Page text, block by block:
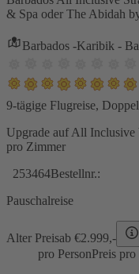
& Spa oder The Abidah
Barbados -Karibik -
9-tägige Flugreise,
Upgrade auf All Inclusive
pro Zimmer
253464Bestellnr.:
Pauschalreise
Alter Preisab €2.999,-
pro PersonPreis pro